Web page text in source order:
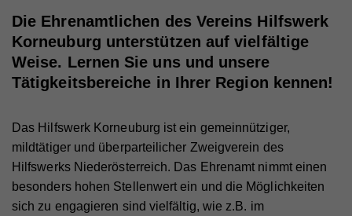
Die Ehrenamtlichen des Vereins Hilfswerk
Korneuburg unterstützen auf vielfältige
Weise. Lernen Sie uns und unsere
Tätigkeitsbereiche in Ihrer Region kennen!
Das Hilfswerk Korneuburg ist ein gemeinnütziger,
mildtätiger und überparteilicher Zweigverein des
Hilfswerks Niederösterreich. Das Ehrenamt nimmt einen
besonders hohen Stellenwert ein und die Möglichkeiten
sich zu engagieren sind vielfältig, wie z.B. im